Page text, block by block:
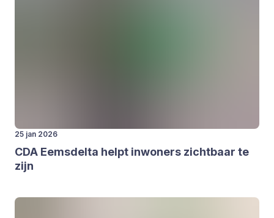
25 jan 2026
CDA Eems­del­ta helpt inwo­ners zicht­baar te
zijn